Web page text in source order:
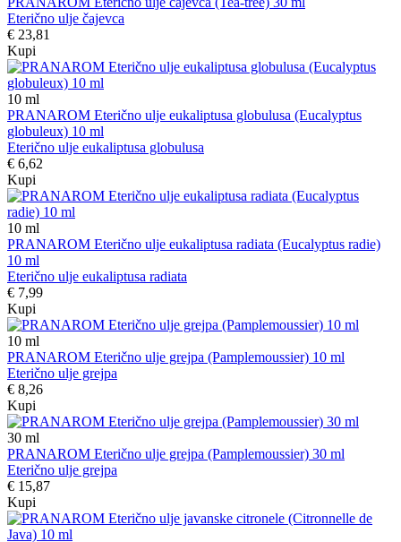
Eterično ulje čajevca
€ 23,81
Kupi
10 ml
PRANAROM Eterično ulje eukaliptusa globulusa (Eucalyptus
globuleux) 10 ml
Eterično ulje eukaliptusa globulusa
€ 6,62
Kupi
10 ml
PRANAROM Eterično ulje eukaliptusa radiata (Eucalyptus radie)
10 ml
Eterično ulje eukaliptusa radiata
€ 7,99
Kupi
10 ml
PRANAROM Eterično ulje grejpa (Pamplemoussier) 10 ml
Eterično ulje grejpa
€ 8,26
Kupi
30 ml
PRANAROM Eterično ulje grejpa (Pamplemoussier) 30 ml
Eterično ulje grejpa
€ 15,87
Kupi